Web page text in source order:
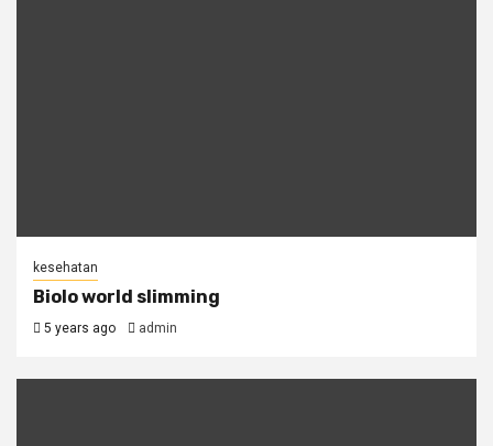
kesehatan
Biolo world slimming
5 years ago admin